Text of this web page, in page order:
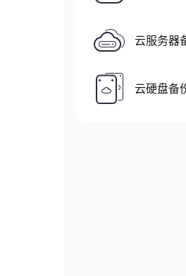
云服务器
云硬盘备